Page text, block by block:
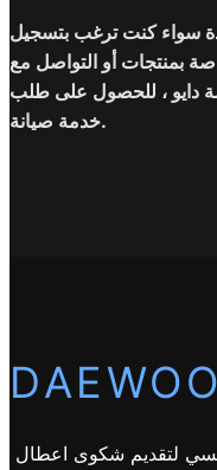
سواء كنت ترغب بتسجيل
بمنتجات أو التواصل مع
دايو ، للحصول على طلب
خدمة صيانة.
لتقديم شكوى اعطال